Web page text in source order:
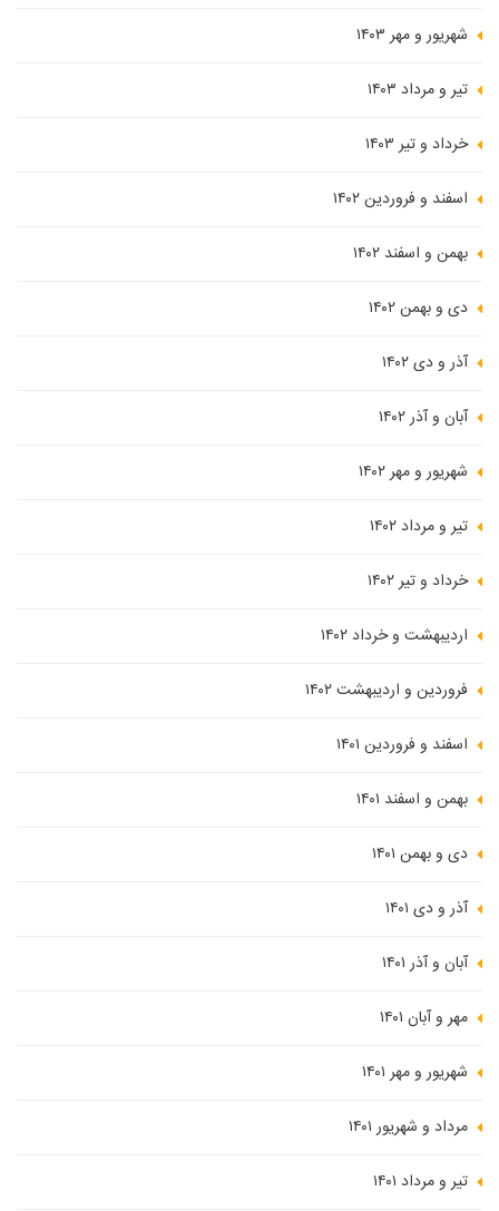
شهریور و مهر ۱۴۰۳
تیر و مرداد ۱۴۰۳
خرداد و تیر ۱۴۰۳
اسفند و فروردین ۱۴۰۲
بهمن و اسفند ۱۴۰۲
دی و بهمن ۱۴۰۲
آذر و دی ۱۴۰۲
آبان و آذر ۱۴۰۲
شهریور و مهر ۱۴۰۲
تیر و مرداد ۱۴۰۲
خرداد و تیر ۱۴۰۲
اردیبهشت و خرداد ۱۴۰۲
فروردین و اردیبهشت ۱۴۰۲
اسفند و فروردین ۱۴۰۱
بهمن و اسفند ۱۴۰۱
دی و بهمن ۱۴۰۱
آذر و دی ۱۴۰۱
آبان و آذر ۱۴۰۱
مهر و آبان ۱۴۰۱
شهریور و مهر ۱۴۰۱
مرداد و شهریور ۱۴۰۱
تیر و مرداد ۱۴۰۱